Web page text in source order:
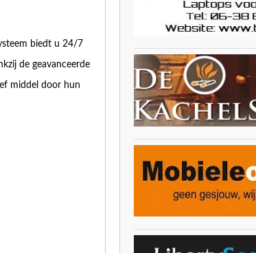
biedt u 24/7
de geavanceerde
middel door hun